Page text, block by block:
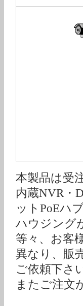
本製品は受
内蔵NVR・
ットPoEハブ
ハウジング
等々、お客
異なり、販
ご依頼下さ
またご注文